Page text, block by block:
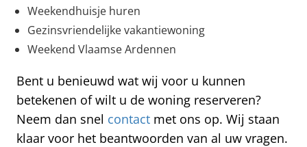
Weekendhuisje huren
Gezinsvriendelijke vakantiewoning
Weekend Vlaamse Ardennen
Bent u benieuwd wat wij voor u kunnen
betekenen of wilt u de woning reserveren?
Neem dan snel contact met ons op. Wij staan
klaar voor het beantwoorden van al uw vragen.